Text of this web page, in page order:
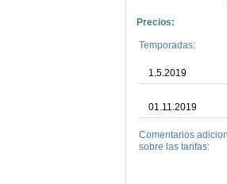
Precios:
Temporadas:
1.5.2019
01.11.2019
Comentarios
sobre las tarifas: